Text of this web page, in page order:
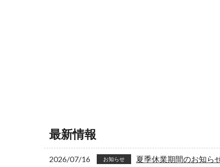
最新情報
2026/07/16 お知らせ 夏季休業期間のお知ら